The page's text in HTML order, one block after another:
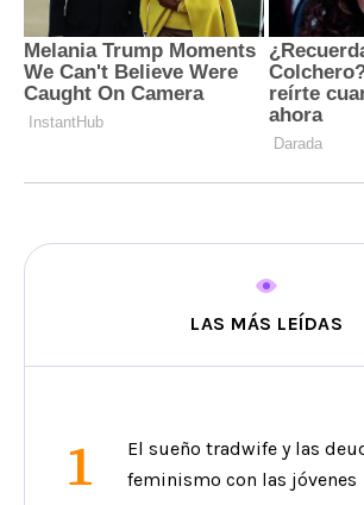
LAS MÁS LEÍDAS
1
El sueño tradwife y las
feminismo con las jóvenes